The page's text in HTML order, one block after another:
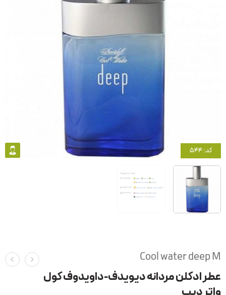
کد: 544
Cool water deep M
عطر ادکلن مردانه دیویدف-داویدوف کول